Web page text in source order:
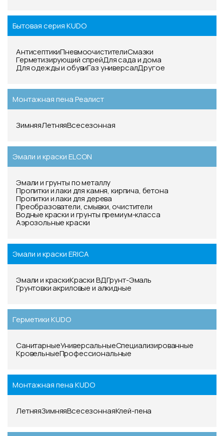
Бытовая серия KUDO
АнтисептикиПневмоочистителиСмазки
Герметизирующий спрейДля сада и дома
Для одежды и обувиГаз универсалДругое
Монтажная пена Реалист
ЗимняяЛетняяВсесезонная
Эмали и краски ELCON
Эмали и грунты по металлу
Пропитки и лаки для камня, кирпича, бетона
Пропитки и лаки для дерева
Преобразователи, смывки, очистители
Водные краски и грунты премиум-класса
Аэрозольные краски
Эмали и краски ERICA
Эмали и краскиКраски ВДГрунт-Эмаль
Грунтовки акриловые и алкидные
Герметики KUDO
СанитарныеУниверсальныеСпециализированные
КровельныеПрофессиональные
Монтажная пена KUDO
ЛетняяЗимняяВсесезоннаяКлей-пена